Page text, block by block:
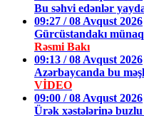
Bu səhvi edənlər
09:27 / 08 Avqust 2026
Gürcüstandakı
Rəsmi Bakı
09:13 / 08 Avqust 2026
Azərbaycanda bu
VİDEO
09:00 / 08 Avqust 2026
Ürək xəstələrinə